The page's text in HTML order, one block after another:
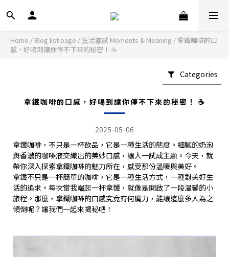
Home / Blog list page / 生活靈感 Moments & Meaning / 拿鐵咖啡的口
感，好喝到讓你停不下來的秘密！ ☕️
Categories
拿鐵咖啡的口感，好喝到讓你停不下來的秘密！ ☕️
2025-05-06
拿鐵咖啡，不只是一杯飲品，它是一種生活的態度。細膩的奶泡
與香濃的咖啡液交織出的美妙口感，讓人一試成主顧。今天，就
帶你深入探索拿鐵咖啡的魅力所在，感受那份溫暖與美好。
拿鐵不只是一杯簡單的咖啡，它是一種生活方式，一種對美好生
活的追求。每次當我端起一杯拿鐵，就像是開啟了一段溫馨的小
旅程。那麼，拿鐵咖啡的口感究竟有何魔力，能讓這麼多人為之
傾倒呢？讓我們一起來揭秘吧！